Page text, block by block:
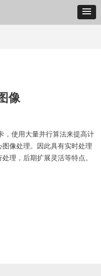
像
，使用大量并行算法来提高计
像处理。因此具有实时处理
理，后期扩展灵活等特点。